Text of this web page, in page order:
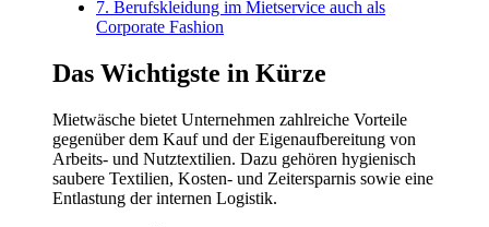
7. Berufskleidung im Mietservice auch als
Corporate Fashion
Das Wichtigste in Kürze
Mietwäsche bietet Unternehmen zahlreiche Vorteile
gegenüber dem Kauf und der Eigenaufbereitung von
Arbeits- und Nutztextilien. Dazu gehören hygienisch
saubere Textilien, Kosten- und Zeitersparnis sowie eine
Entlastung der internen Logistik.